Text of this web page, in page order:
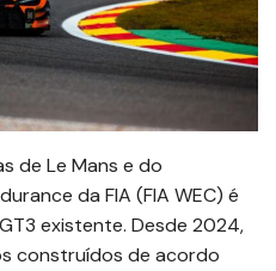
de Le Mans e do
da FIA (FIA WEC) é
existente. Desde 2024,
construídos de acordo